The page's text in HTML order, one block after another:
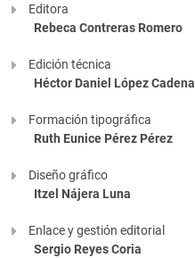
Editora
Rebeca Contreras Romero
Edición técnica
Héctor Daniel López Cadena
Formación tipográfica
Ruth Eunice Pérez Pérez
Diseño gráfico
Itzel Nájera Luna
Enlace y gestión editorial
Sergio Reyes Coria